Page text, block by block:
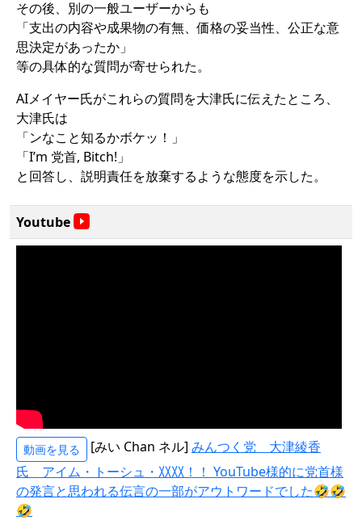
その後、別の一般ユーザーからも
「支出の内容や成果物の有無、価格の妥当性、公正な意
思決定があったか」
等の具体的な質問が寄せられた。
AIメイヤー氏がこれらの質問を大津氏に伝えたところ、
大津氏は
「ンなこと知るかボケッ！」
「I’m 党首, Bitch!」
と回答し、説明責任を放棄するような態度を示した。
Youtube
動画を見る [みい Chan ネル] みんつく党 大津綾香
氏 アイム・トーシュ・〷〷！！ YouTube様的に党首様
の発言と思われる伝言の一部がアウトワードでした🤣🤣
🤣